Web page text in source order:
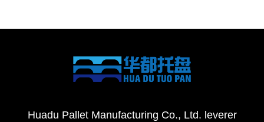
Huadu Pallet Manufacturing Co., Ltd. leverer